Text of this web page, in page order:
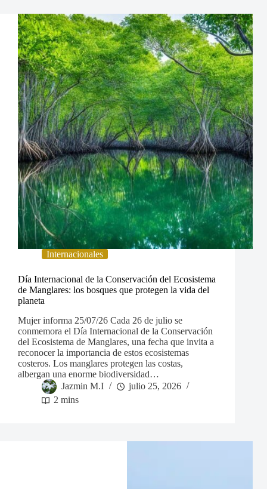
Internacionales
Día Internacional de la Conservación del Ecosistema
de Manglares: los bosques que protegen la vida del
planeta
Mujer informa 25/07/26 Cada 26 de julio se
conmemora el Día Internacional de la Conservación
del Ecosistema de Manglares, una fecha que invita a
reconocer la importancia de estos ecosistemas
costeros. Los manglares protegen las costas,
albergan una enorme biodiversidad…
Jazmin M.I
julio 25, 2026
2 mins